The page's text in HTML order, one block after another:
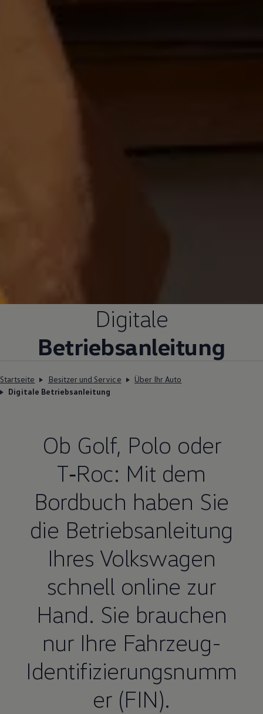
Digitale
Betriebsanleitung
Startseite Besitzer und Service
Über Ihr Auto
Digitale Betriebsanleitung
Ob Golf, Polo oder
T‑Roc: Mit dem
Bordbuch haben Sie
die Betriebsanleitung
Ihres Volkswagen
schnell online zur
Hand. Sie brauchen
nur Ihre Fahrzeug-
Identifizierungsnumm
er (FIN).